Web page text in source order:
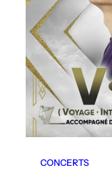
CONCERTS